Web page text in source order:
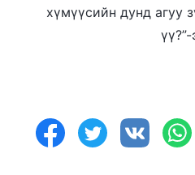
хүмүүсийн дунд агуу